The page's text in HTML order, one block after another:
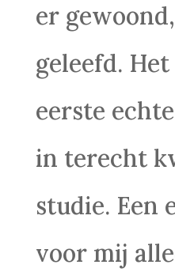
er
geleefd.
eerste
in terecht
studie. Een
voor mij